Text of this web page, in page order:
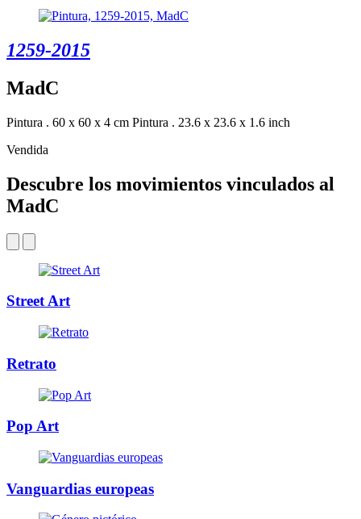
1259-2015
MadC
Pintura . 60 x 60 x 4 cm Pintura . 23.6 x 23.6 x 1.6 inch
Vendida
Descubre los movimientos vinculados al
MadC
Street Art
Retrato
Pop Art
Vanguardias europeas